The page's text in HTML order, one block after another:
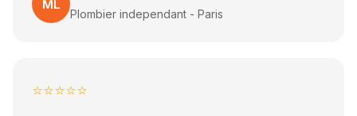
ML
Plombier independant - Paris
⭐⭐⭐⭐⭐